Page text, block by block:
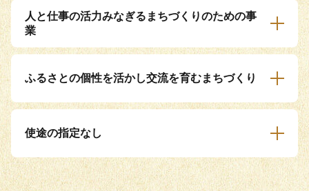
人と仕事の活力みなぎるまちづくりのための事
業
ふるさとの個性を活かし交流を育むまちづくり
使途の指定なし